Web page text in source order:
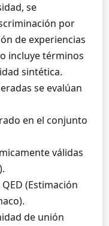
se
por
de experiencias
incluye términos
sintética.
se evalúan
en el conjunto
válidas
(Estimación
de unión